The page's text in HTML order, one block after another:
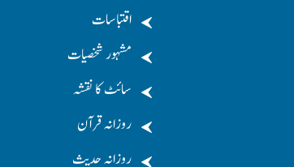
اقتباسات
مشہور شخصیات
سائٹ کا نقشہ
روزانہ قرآن
روزانہ حدیث